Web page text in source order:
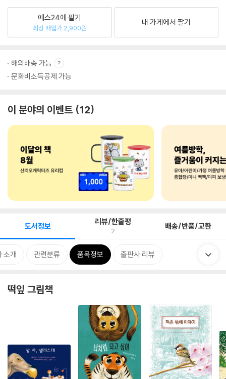
예스24에 팔기
최상 매입가 2,900원
내 가게에서 팔기
해외배송 가능
문화비소득공제 가능
이 분야의 이벤트 12
도서정보 리뷰/한줄평
2 배송/반품/교환
소개 관련분류 품목정보 출판사 리뷰
떡잎 그림책